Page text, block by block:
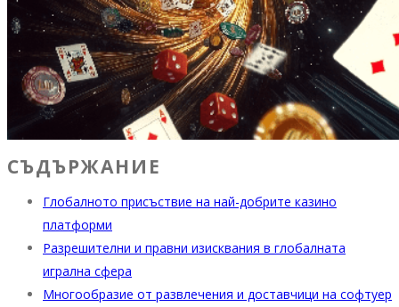
СЪДЪРЖАНИЕ
Глобалното присъствие на най-добрите казино
платформи
Разрешителни и правни изисквания в глобалната
игрална сфера
Многообразие от развлечения и доставчици на софтуер